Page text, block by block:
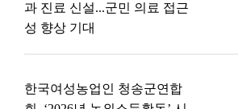
과 진료 신설...군민 의료 접근
성 향상 기대
한국여성농업인 청송군연합